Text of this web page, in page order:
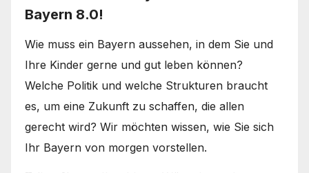
Bayern 8.0!
Wie muss ein Bayern aussehen, in dem Sie und
Ihre Kinder gerne und gut leben können?
Welche Politik und welche Strukturen braucht
es, um eine Zukunft zu schaffen, die allen
gerecht wird? Wir möchten wissen, wie Sie sich
Ihr Bayern von morgen vorstellen.